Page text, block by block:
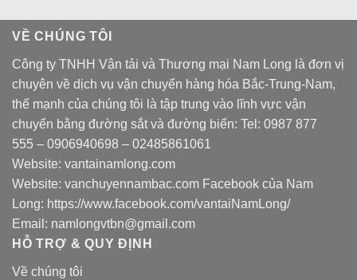
VỀ CHÚNG TÔI
Công ty TNHH Vận tải và Thương mại Nam Long là đơn vị
chuyên về dịch vụ vận chuyển hàng hóa Bắc-Trung-Nam,
thế mạnh của chúng tôi là tập trung vào lĩnh vực vận
chuyển bằng đường sắt và đường biển: Tel: 0987 877
555 – 0906940698 – 02485861061
Website: vantainamlong.com
Website: vanchuyennambac.com Facebook của Nam
Long: https://www.facebook.com/vantaiNamLong/
Email: namlongvtbn@gmail.com
HỖ TRỢ & QUY ĐỊNH
Về chúng tôi